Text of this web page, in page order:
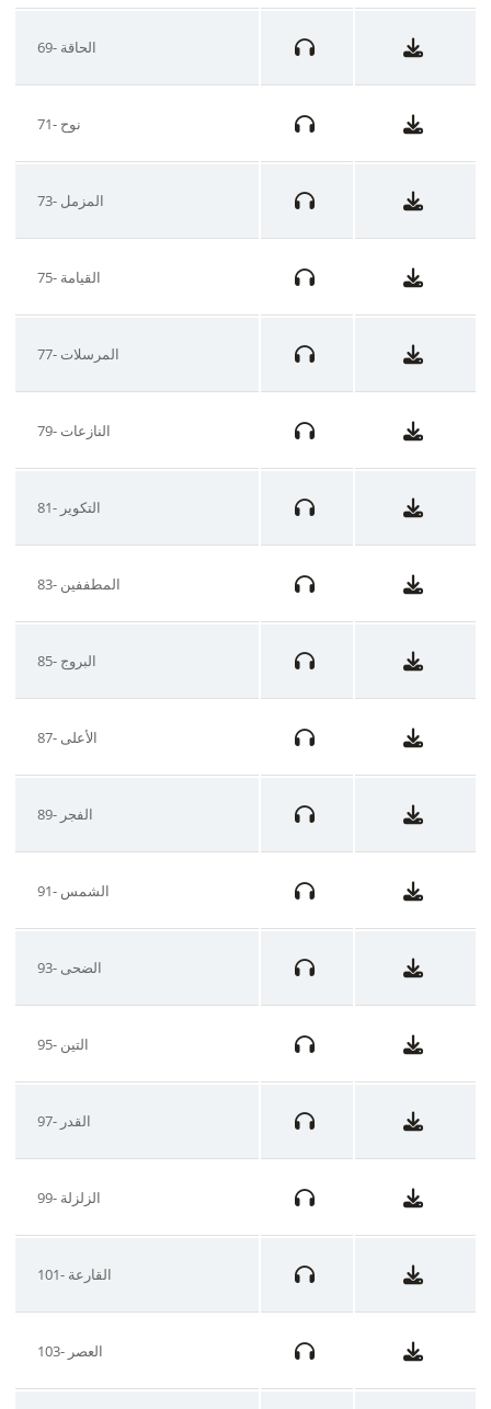
69- الحاقة
71- نوح
73- المزمل
75- القيامة
77- المرسلات
79- النازعات
81- التكوير
83- المطففين
85- البروج
87- الأعلى
89- الفجر
91- الشمس
93- الضحى
95- التين
97- القدر
99- الزلزلة
101- القارعة
103- العصر